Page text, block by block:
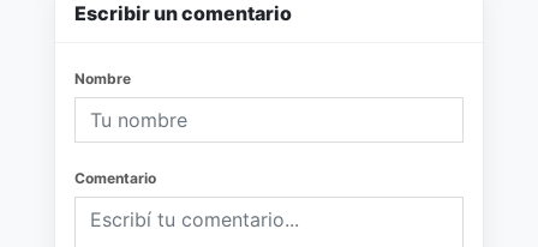
Escribir un comentario
Nombre
Comentario